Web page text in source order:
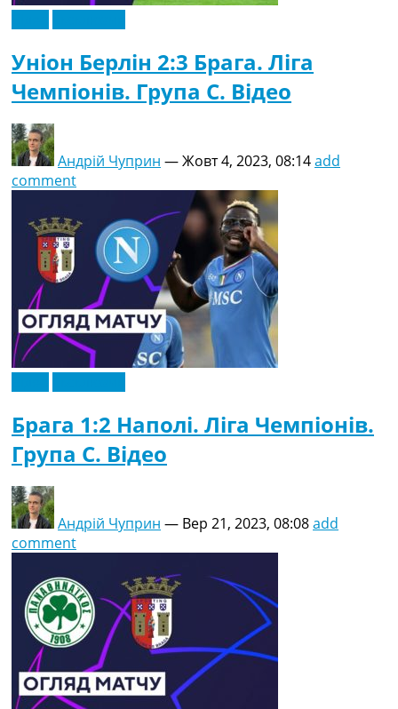
Уніон Берлін 2:3 Брага. Ліга
Чемпіонів. Група C. Відео
Андрій Чуприн —Жовт 4, 2023, 08:14add
comment
Брага 1:2 Наполі. Ліга Чемпіонів.
Група C. Відео
Андрій Чуприн — Вер 21, 2023, 08:08add
comment